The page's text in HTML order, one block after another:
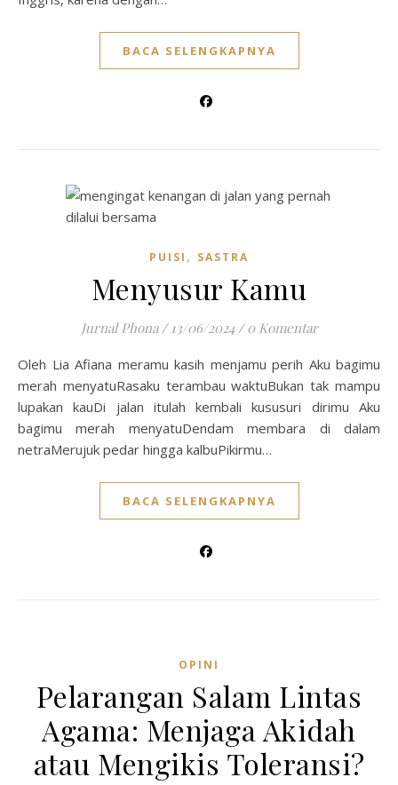
BACA SELENGKAPNYA
PUISI , SASTRA
Menyusur Kamu
Jurnal Phona / 13/06/2024 / 0 Komentar
Oleh Lia Afiana meramu kasih menjamu perih Aku bagimu
merah menyatuRasaku terambau waktuBukan tak mampu
lupakan kauDi jalan itulah kembali kususuri dirimu Aku
bagimu merah menyatuDendam membara di dalam
netraMerujuk pedar hingga kalbuPikirmu…
BACA SELENGKAPNYA
OPINI
Pelarangan Salam Lintas
Agama: Menjaga Akidah
atau Mengikis Toleransi?